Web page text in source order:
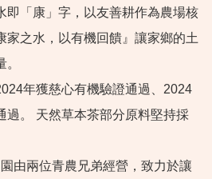
即「康」字，以友善耕作為農場核
家之水，以有機回饋』讓家鄉的土
年獲慈心有機驗證通過、2024
過。 天然草本茶部分原料堅持採
由兩位青農兄弟經營，致力於讓